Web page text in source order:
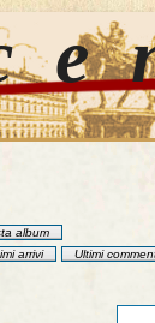
album
arrivi
Ultimi